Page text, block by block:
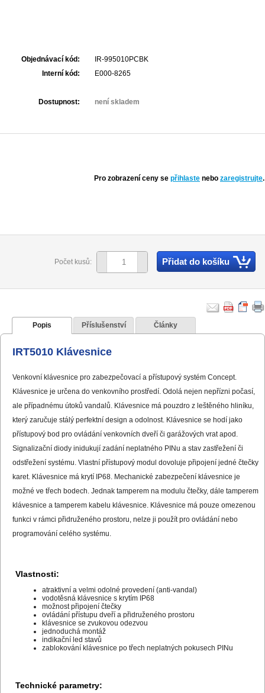
Objednávací kód:
IR-995010PCBK
Interní kód:
E000-8265
Dostupnost: není skladem
Pro zobrazení ceny se přihlaste nebo zaregistrujte.
Počet kusů: Přidat do košíku
Popis Příslušenství Články
IRT5010 Klávesnice
Venkovní klávesnice pro zabezpečovací a přístupový systém Concept.
Klávesnice je určena do venkovního prostředí. Odolá nejen nepřízni počasí,
ale případnému útoků vandalů. Klávesnice má pouzdro z leštěného hliníku,
který zaručuje stálý perfektní design a odolnost. Klávesnice se hodí jako
přístupový bod pro ovládání venkovních dveří či garážových vrat apod.
Signalizační diody inidukují zadání neplatného PINu a stav zastřežení či
odstřežení systému. Vlastní přístupový modul dovoluje připojení jedné čtečky
karet. Klávesnice má krytí IP68. Mechanické zabezpečení klávesnice je
možné ve třech bodech. Jednak tamperem na modulu čtečky, dále tamperem
klávesnice a tamperem kabelu klávesnice. Klávesnice má pouze omezenou
funkci v rámci přidruženého prostoru, nelze ji použít pro ovládání nebo
programování celého systému.
Vlastnosti:
atraktivní a velmi odolné provedení (anti-vandal)
vodotěsná klávesnice s krytím IP68
možnost připojení čtečky
ovládání přístupu dveří a přidruženého prostoru
klávesnice se zvukovou odezvou
jednoduchá montáž
indikační led stavů
zablokování klávesnice po třech neplatných pokusech PINu
Technické parametry: